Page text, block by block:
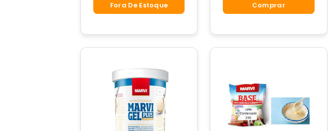
Fora De Estoque Comprar